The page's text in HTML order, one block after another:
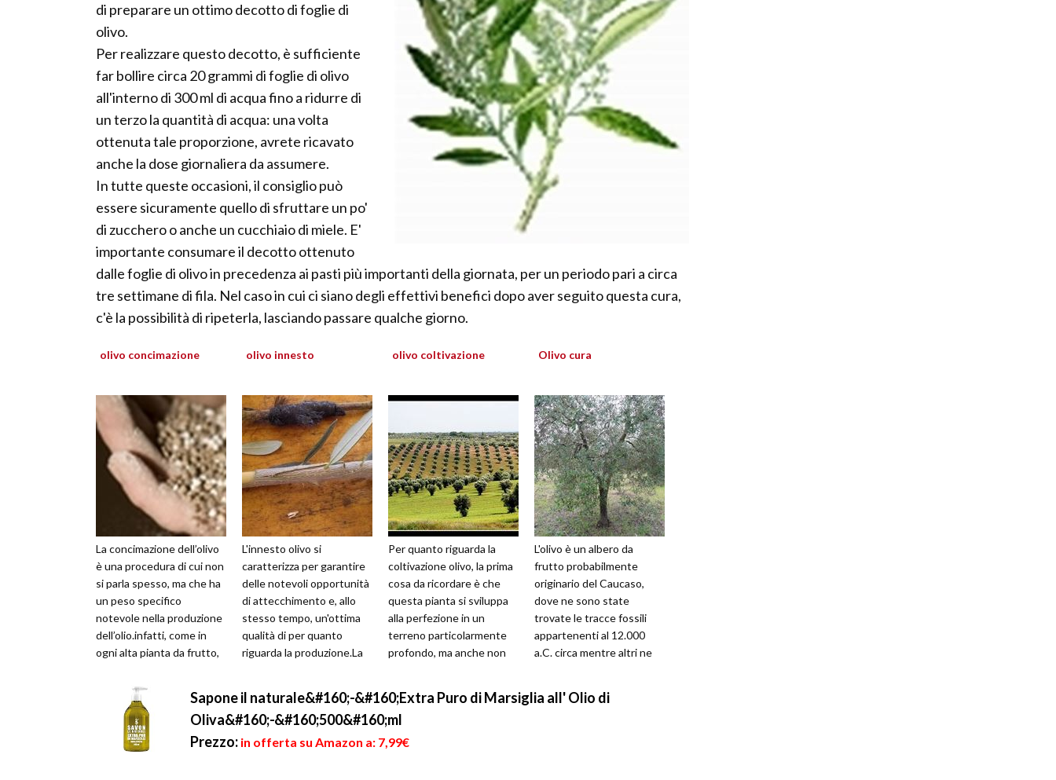
di preparare un ottimo decotto di foglie di
olivo.
Per realizzare questo decotto, è sufficiente
far bollire circa 20 grammi di foglie di olivo
all'interno di 300 ml di acqua fino a ridurre di
un terzo la quantità di acqua: una volta
ottenuta tale proporzione, avrete ricavato
anche la dose giornaliera da assumere.
In tutte queste occasioni, il consiglio può
essere sicuramente quello di sfruttare un po'
di zucchero o anche un cucchiaio di miele. E'
importante consumare il decotto ottenuto
dalle foglie di olivo in precedenza ai pasti più importanti della giornata, per un periodo pari a circa
tre settimane di fila. Nel caso in cui ci siano degli effettivi benefici dopo aver seguito questa cura,
c'è la possibilità di ripeterla, lasciando passare qualche giorno.
olivo concimazione
La concimazione dell’olivo
è una procedura di cui non
si parla spesso, ma che ha
un peso specifico
notevole nella produzione
dell’olio.infatti, come in
ogni alta pianta da frutto,
olivo innesto
L'innesto olivo si
caratterizza per garantire
delle notevoli opportunità
di attecchimento e, allo
stesso tempo, un'ottima
qualità di per quanto
riguarda la produzione.La
olivo coltivazione
Per quanto riguarda la
coltivazione olivo, la prima
cosa da ricordare è che
questa pianta si sviluppa
alla perfezione in un
terreno particolarmente
profondo, ma anche non
Olivo cura
L'olivo è un albero da
frutto probabilmente
originario del Caucaso,
dove ne sono state
trovate le tracce fossili
appartenenti al 12.000
a.C. circa mentre altri ne
Sapone il naturale&#160;-&#160;Extra Puro di Marsiglia all' Olio di
Oliva&#160;-&#160;500&#160;ml
Prezzo: in offerta su Amazon a: 7,99€